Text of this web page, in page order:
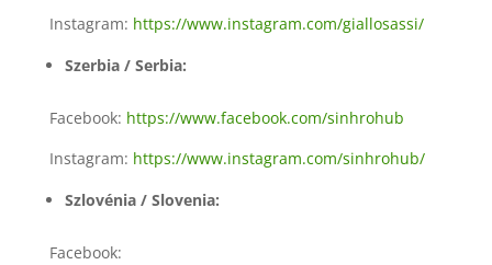
Instagram: https://www.instagram.com/giallosassi/
Szerbia / Serbia:
Facebook: https://www.facebook.com/sinhrohub
Instagram: https://www.instagram.com/sinhrohub/
Szlovénia / Slovenia:
Facebook: